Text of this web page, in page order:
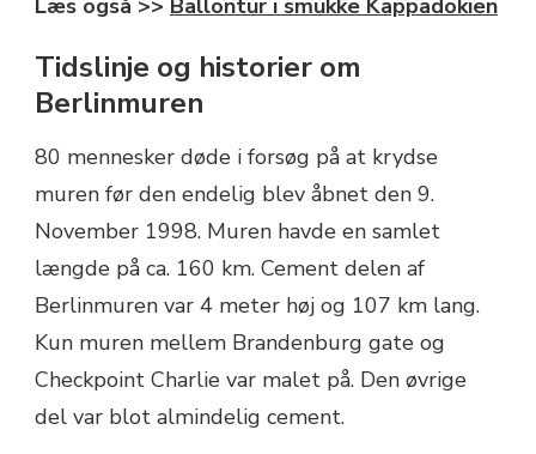
Tidslinje og historier om
Berlinmuren
80 mennesker døde i forsøg på at krydse
muren før den endelig blev åbnet den 9.
November 1998. Muren havde en samlet
længde på ca. 160 km. Cement delen af
Berlinmuren var 4 meter høj og 107 km lang.
Kun muren mellem Brandenburg gate og
Checkpoint Charlie var malet på. Den øvrige
del var blot almindelig cement.